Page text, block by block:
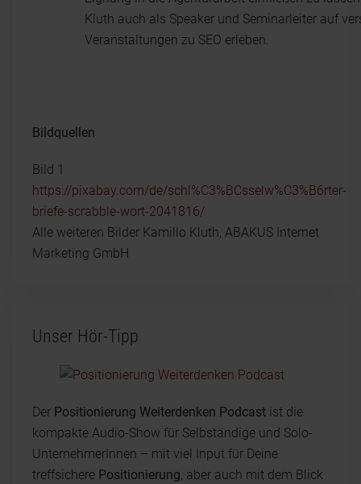
Kluth auch als Speaker und Seminarleiter auf
Veranstaltungen zu SEO erleben.
Bildquellen
Bild 1
https://pixabay.com/de/schl%C3%BCsselw%C3%B6rter-
briefe-scrabble-wort-2041816/
Alle weiteren Bilder Kamillo Kluth, ABAKUS Internet
Marketing GmbH
Unser Hör-Tipp
Der Positionierung Weiterdenken Podcast ist die
kompakte Audio-Show für Selbständige und Solo-
UnternehmerInnen – mit viel Input für Deine
treffsichere Positionierung, aber auch mit dem Blick